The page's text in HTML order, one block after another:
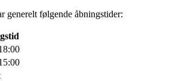
generelt følgende åbningstider: